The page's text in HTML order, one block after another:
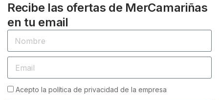
Recibe las ofertas de MerCamariñas
en tu email
Acepto la política de privacidad de la empresa